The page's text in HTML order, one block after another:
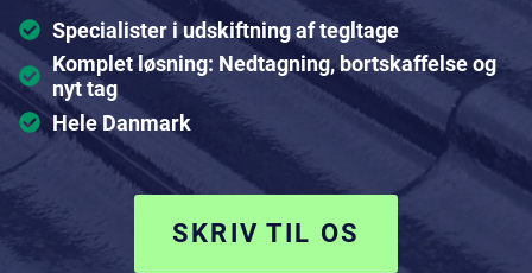
Specialister i udskiftning af tegltage
Komplet løsning: Nedtagning, bortskaffelse og
nyt tag
Hele Danmark
SKRIV TIL OS